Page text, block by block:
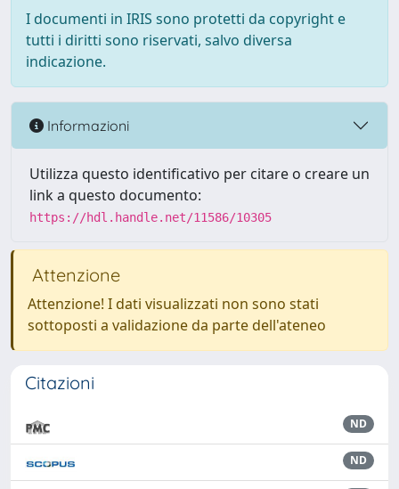
I documenti in IRIS sono protetti da copyright e
tutti i diritti sono riservati, salvo diversa
indicazione.
Informazioni
Utilizza questo identificativo per citare o creare un
link a questo documento:
https://hdl.handle.net/11586/10305
Attenzione
Attenzione! I dati visualizzati non sono stati
sottoposti a validazione da parte dell'ateneo
Citazioni
ND
ND